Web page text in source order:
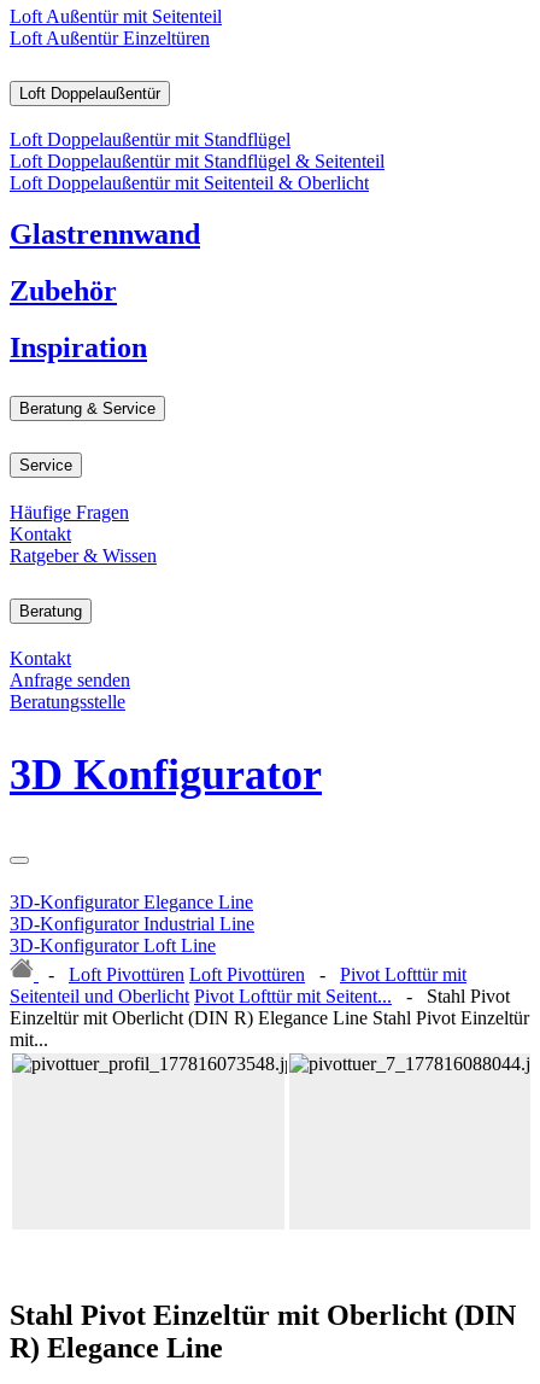
Loft Außentür mit Seitenteil
Loft Außentür Einzeltüren
Loft Doppelaußentür
Loft Doppelaußentür mit Standflügel
Loft Doppelaußentür mit Standflügel & Seitenteil
Loft Doppelaußentür mit Seitenteil & Oberlicht
Glastrennwand
Zubehör
Inspiration
Beratung & Service
Service
Häufige Fragen
Kontakt
Ratgeber & Wissen
Beratung
Kontakt
Anfrage senden
Beratungsstelle
3D Konfigurator
3D-Konfigurator Elegance Line
3D-Konfigurator Industrial Line
3D-Konfigurator Loft Line
- Loft Pivottüren Loft Pivottüren - Pivot Lofttür mit
Seitenteil und Oberlicht Pivot Lofttür mit Seitent... - Stahl Pivot
Einzeltür mit Oberlicht (DIN R) Elegance Line Stahl Pivot Einzeltür
mit...
Stahl Pivot Einzeltür mit Oberlicht (DIN
R) Elegance Line